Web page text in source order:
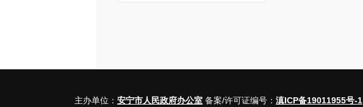
主办单位： 安宁市人民政府办公室 备案/许可证编号： 滇ICP备19011955号-1